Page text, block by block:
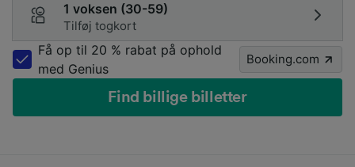
1 voksen (30-59)
Tilføj togkort
Få op til 20 % rabat på ophold
med Genius
Booking.com
Find billige billetter